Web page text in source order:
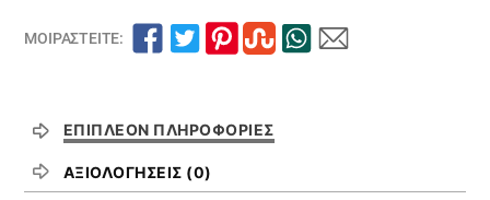
ΜΟΙΡΑΣΤΕΊΤΕ:
ΕΠΙΠΛΈΟΝ ΠΛΗΡΟΦΟΡΊΕΣ
ΑΞΙΟΛΟΓΉΣΕΙΣ (0)